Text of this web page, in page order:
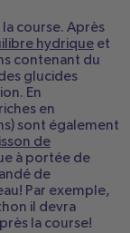
la course. Après
hydrique et
contenant du
glucides
En
en
sont également
de
à portée de
de
Par exemple,
il devra
la course!